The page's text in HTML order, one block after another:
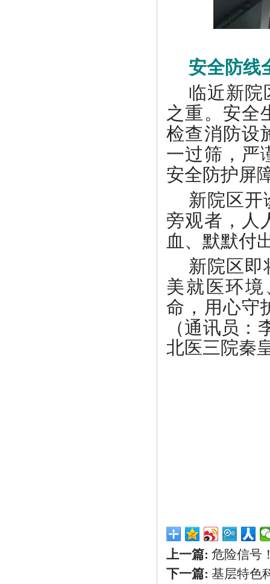
安全防线
临近新院
之重。安全
检查消防设
一过筛，严
安全防护屏
新院区开
旁观者，人
血、默默付
新院区即
美就医环
命，用心守
（通讯员：
北医三院秦
上一篇: 危险信号
下一篇: 基层特色